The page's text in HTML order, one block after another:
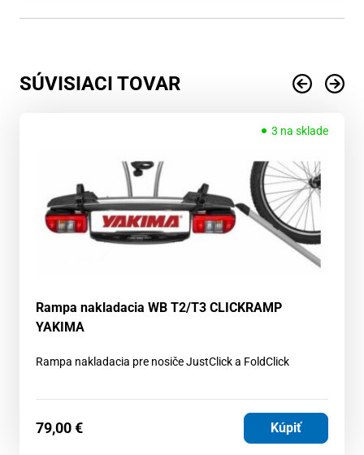
SÚVISIACI TOVAR
3 na sklade
Rampa nakladacia WB T2/T3 CLICKRAMP
YAKIMA
Rampa nakladacia pre nosiče JustClick a FoldClick
79,00€ Kúpiť